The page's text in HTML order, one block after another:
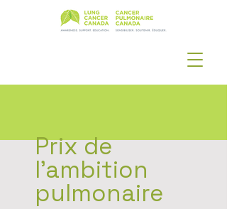
Prix de
l'ambition
pulmonaire